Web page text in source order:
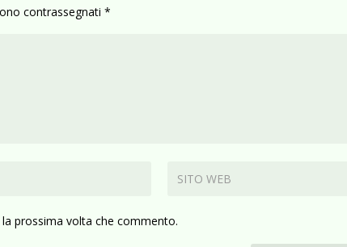
contrassegnati*
prossima volta che commento.